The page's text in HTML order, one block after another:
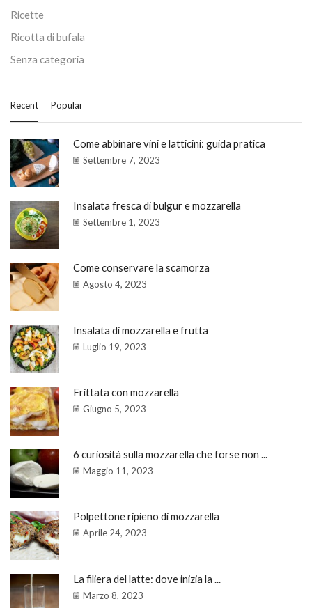
Ricette
Ricotta di bufala
Senza categoria
Recent Popular
Come abbinare vini e latticini: guida pratica
Settembre 7, 2023
Insalata fresca di bulgur e mozzarella
Settembre 1, 2023
Come conservare la scamorza
Agosto 4, 2023
Insalata di mozzarella e frutta
Luglio 19, 2023
Frittata con mozzarella
Giugno 5, 2023
6 curiosità sulla mozzarella che forse non ...
Maggio 11, 2023
Polpettone ripieno di mozzarella
Aprile 24, 2023
La filiera del latte: dove inizia la ...
Marzo 8, 2023